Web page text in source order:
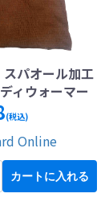
スパオール加工
ィウォーマー
(税込)
Online
カートに入れる